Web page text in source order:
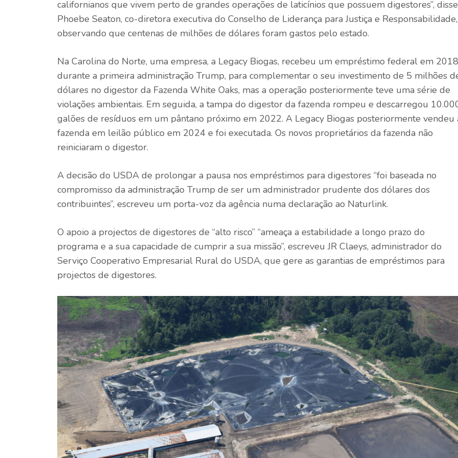
californianos que vivem perto de grandes operações de laticínios que possuem digestores”, disse
Phoebe Seaton, co-diretora executiva do Conselho de Liderança para Justiça e Responsabilidade,
observando que centenas de milhões de dólares foram gastos pelo estado.
Na Carolina do Norte, uma empresa, a Legacy Biogas, recebeu um empréstimo federal em
durante a primeira administração Trump, para complementar o seu investimento de 5 milhões
dólares no digestor da Fazenda White Oaks, mas a operação posteriormente teve uma série de
violações ambientais. Em seguida, a tampa do digestor da fazenda rompeu e descarregou
galões de resíduos em um pântano próximo em 2022. A Legacy Biogas posteriormente vendeu
fazenda em leilão público em 2024 e foi executada. Os novos proprietários da fazenda não
reiniciaram o digestor.
A decisão do USDA de prolongar a pausa nos empréstimos para digestores “foi baseada no
compromisso da administração Trump de ser um administrador prudente dos dólares dos
contribuintes”, escreveu um porta-voz da agência numa declaração ao Naturlink.
O apoio a projectos de digestores de “alto risco” “ameaça a estabilidade a longo prazo do
programa e a sua capacidade de cumprir a sua missão”, escreveu JR Claeys, administrador do
Serviço Cooperativo Empresarial Rural do USDA, que gere as garantias de empréstimos para
projectos de digestores.